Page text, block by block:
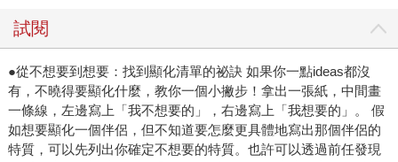
試閱
●從不想要到想要：找到顯化清單的祕訣 如果你一點ideas都沒
有，不曉得要顯化什麼，教你一個小撇步！拿出一張紙，中間畫
一條線，左邊寫上「我不想要的」，右邊寫上「我想要的」。 假
如想要顯化一個伴侶，但不知道要怎麼更具體地寫出那個伴侶的
特質，可以先列出你確定不想要的特質。也許可以透過前任發現